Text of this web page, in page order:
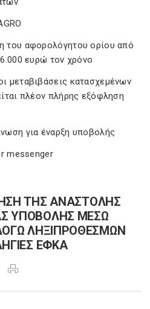
του αφορολόγητου ορίου από
ευρώ τον χρόνο
μεταβιβάσεις κατασχεμένων
πλέον πλήρης εξόφληση
για έναρξη υποβολής
messenger
ΤΗΣ ΑΝΑΣΤΟΛΗΣ
ΥΠΟΒΟΛΗΣ ΜΕΣΩ
ΛΗΞΙΠΡΟΘΕΣΜΩΝ
ΕΦΚΑ